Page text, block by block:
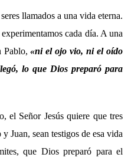
llamados a una vida eterna.
cada día. A una
Pablo,«ni el ojo vio, ni el oído
lo que Dios preparó para
el Señor Jesús quiere que tres
Juan, sean testigos de esa vida
que Dios preparó para el